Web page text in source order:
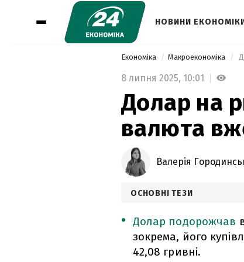
НОВИНИ
Економіка Макроекономіка
8 липня 2025, 10:01
Долар на
валюта
Валерія
ОСНОВНІ ТЕЗИ
Долар подорожчав
зокрема, його
42,08 гривні.